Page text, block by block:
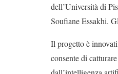
dell’Università di
Soufiane Essakhi.
Il progetto è
consente di